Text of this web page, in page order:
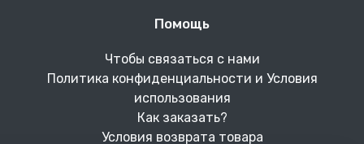
Помощь
Чтобы связаться с нами
Политика конфиденциальности и Условия
использования
Как заказать?
Условия возврата товара